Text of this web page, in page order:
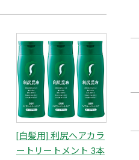
[白髪用] 利尻ヘアカラ
ートリートメント 3本